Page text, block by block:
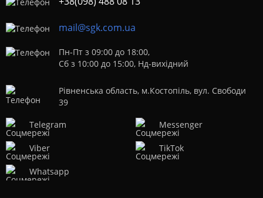
mail@sgk.com.ua
Пн-Пт з 09:00 до 18:00,
Сб з 10:00 до 15:00, Нд-вихідний
Рівненська область, м.Костопіль, вул. Свободи
39
Telegram
Viber
Whatsapp
Messenger
TikTok